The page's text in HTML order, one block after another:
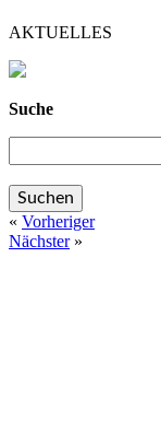
AKTUELLES
Suche
« Vorheriger
Nächster»